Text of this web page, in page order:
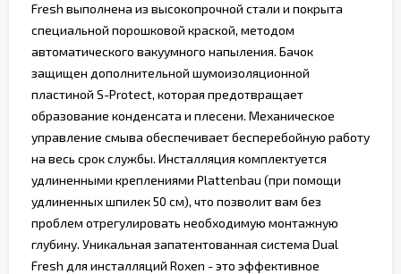
Fresh выполнена из высокопрочной стали и покрыта
специальной порошковой краской, методом
автоматического вакуумного напыления. Бачок
защищен дополнительной шумоизоляционной
пластиной S-Protect, которая предотвращает
образование конденсата и плесени. Механическое
управление смыва обеспечивает бесперебойную работу
на весь срок службы. Инсталляция комплектуется
удлиненными креплениями Plattenbau (при помощи
удлиненных шпилек 50 см), что позволит вам без
проблем отрегулировать необходимую монтажную
глубину. Уникальная запатентованная система Dual
Fresh для инсталляций Roxen - это эффективное